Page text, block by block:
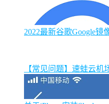
2022最新谷歌Google镜
【常见问题】速蛙云机